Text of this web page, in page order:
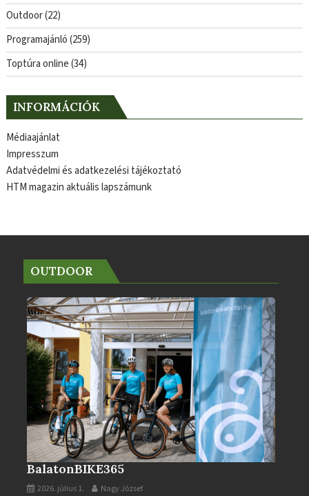
Outdoor(22)
Programajánló(259)
Toptúra online(34)
INFORMÁCIÓK
Médiaajánlat
Impresszum
Adatvédelmi és adatkezelési tájékoztató
HTM magazin aktuális lapszámunk
OUTDOOR
BalatonBIKE365
2026. július 1. Nagy József